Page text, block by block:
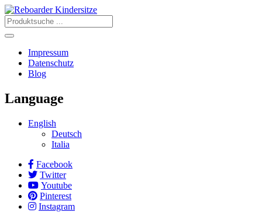
Impressum
Datenschutz
Blog
Language
English
Deutsch
Italia
Facebook
Twitter
Youtube
Pinterest
Instagram